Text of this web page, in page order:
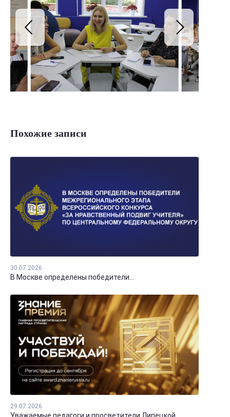
Похожие записи
30.07.2026
В Москве определены победители...
29.07.2026
Уважаемые педагоги и просветители Липецкой...